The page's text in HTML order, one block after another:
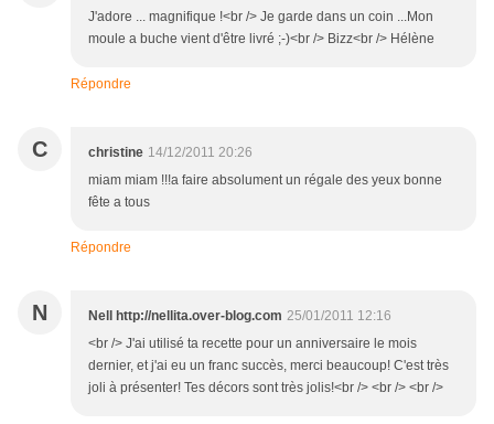
J'adore ... magnifique !<br /> Je garde dans un coin ...Mon
moule a buche vient d'être livré ;-)<br /> Bizz<br /> Hélène
Répondre
C christine 14/12/2011 20:26
miam miam !!!a faire absolument un régale des yeux bonne
fête a tous
Répondre
N Nell http://nellita.over-blog.com 25/01/2011 12:16
<br /> J'ai utilisé ta recette pour un anniversaire le mois
dernier, et j'ai eu un franc succès, merci beaucoup! C'est très
joli à présenter! Tes décors sont très jolis!<br /> <br /> <br />